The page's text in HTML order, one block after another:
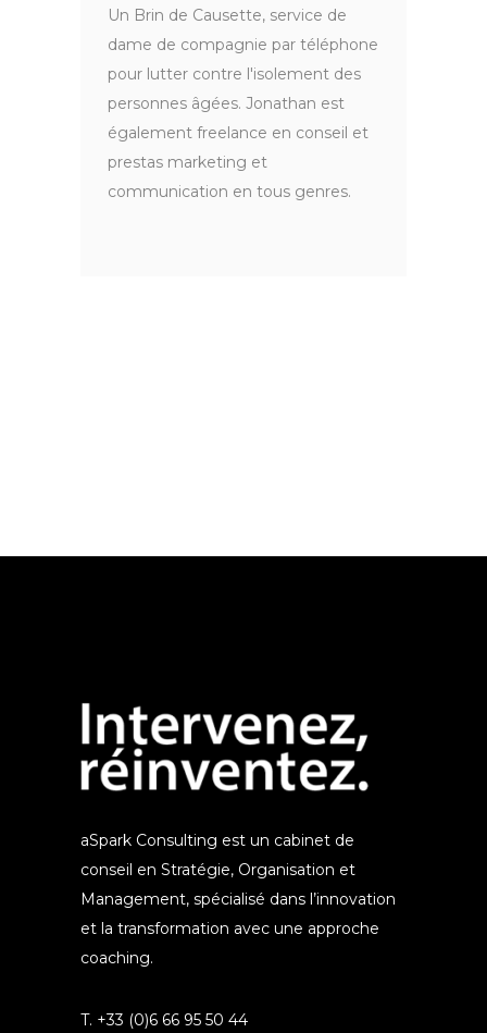
Un Brin de Causette, service de
dame de compagnie par téléphone
pour lutter contre l'isolement des
personnes âgées. Jonathan est
également freelance en conseil et
prestas marketing et
communication en tous genres.
aSpark Consulting est un cabinet de
conseil en Stratégie, Organisation et
Management, spécialisé dans l’innovation
et la transformation avec une approche
coaching.
T. +33 (0)6 66 95 50 44